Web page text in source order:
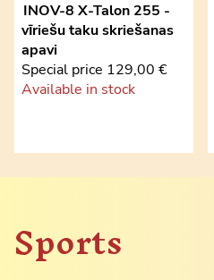
INOV-8 X-Talon 255 -
vīriešu taku skriešanas
apavi
Special price 129,00 €
Available in stock
Sports